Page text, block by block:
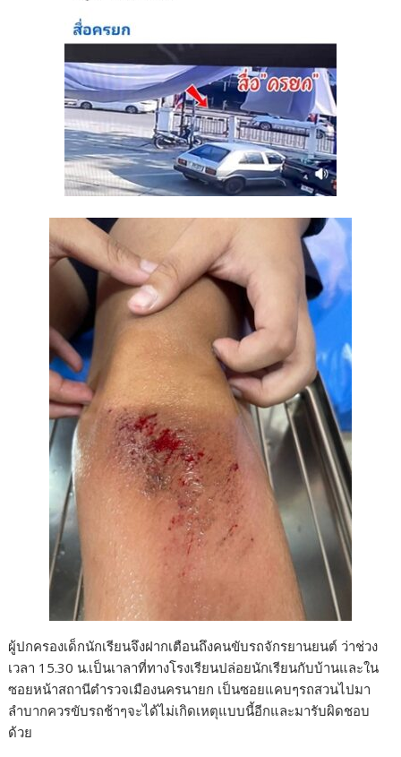
ผู้ปกครองเด็กนักเรียนจึงฝากเตือนถึงคนขับรถจักรยานยนต์ ว่าช่วง
เวลา 15.30 น.เป็นเาลาที่ทางโรงเรียนปล่อยนักเรียนกับบ้านและใน
ซอยหน้าสถานีตำรวจเมืองนครนายก เป็นซอยแคบๆรถสวนไปมา
ลำบากควรขับรถช้าๆจะได้ไม่เกิดเหตุแบบนี้อีกและมารับผิดชอบ
ด้วย